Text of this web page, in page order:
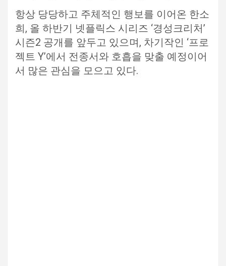
항상 당당하고 주체적인 행보를 이어온 한소
희, 올 하반기 넷플릭스 시리즈 ‘경성크리처’
시즌2 공개를 앞두고 있으며, 차기작인 ‘프로
젝트 Y’에서 전종서와 호흡을 맞출 예정이어
서 많은 관심을 모으고 있다.